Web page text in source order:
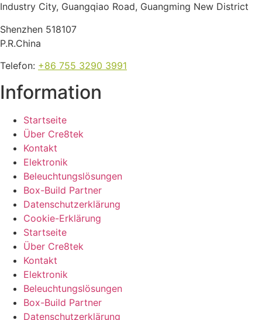
Industry City, Guangqiao Road, Guangming New District
Shenzhen 518107
P.R.China
Telefon: +86 755 3290 3991
Information
Startseite
Über Cre8tek
Kontakt
Elektronik
Beleuchtungslösungen
Box-Build Partner
Datenschutzerklärung
Cookie-Erklärung
Startseite
Über Cre8tek
Kontakt
Elektronik
Beleuchtungslösungen
Box-Build Partner
Datenschutzerklärung